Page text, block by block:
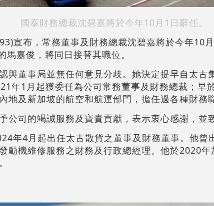
國泰財務總裁沈碧嘉將於今年10月1日辭任。
宣布，常務董事及財務總裁沈碧嘉將於今年10
嘉俊，將同日接替其職位。
與董事局並無任何意見分歧。她決定提早自太古
年1月起獲委任為公司常務董事及財務總裁；早
地及新加坡的航空和航運部門，擔任過各種財務
公司的竭誠服務及寶貴貢獻，表示衷心感謝，並
年4月起出任太古散貨之董事及財務董事。他曾
動機維修服務之財務及行政總經理。他於2020